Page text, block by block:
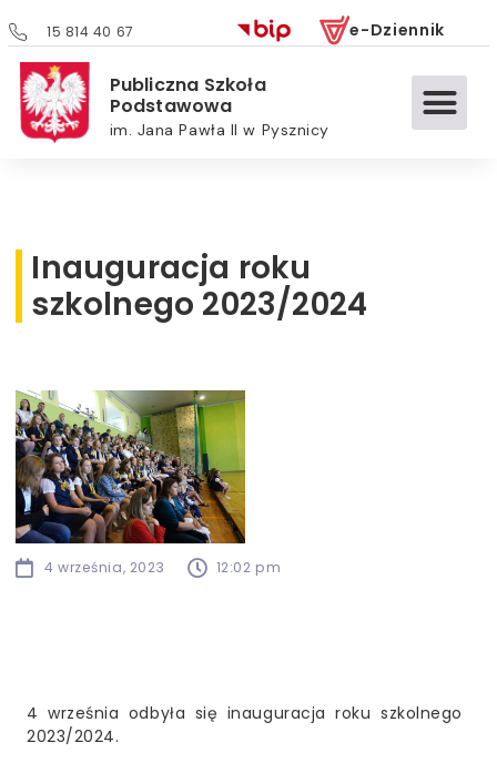
15 814 40 67 e-Dziennik
Publiczna Szkoła
Podstawowa
im. Jana Pawła II w Pysznicy
Inauguracja roku
szkolnego 2023/2024
4 września, 2023 12:02 pm
4 września odbyła się inauguracja roku szkolnego
2023/2024.